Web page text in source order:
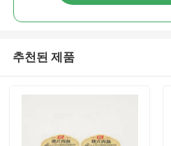
추천된 제품